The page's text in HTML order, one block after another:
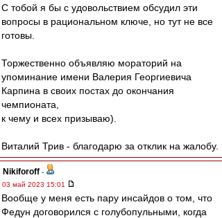
С тобой я бы с удовольствием обсудил эти
вопросы в рациональном ключе, но тут не все
готовы.
Торжественно объявляю мораторий на
упоминание имени Валерия Георгиевича
Карпина в своих постах до окончания
чемпионата,
к чему и всех призываю).
Виталий Трив - благодарю за отклик на жалобу.
Nikiforoff -
03 май 2023 15:01
Вообще у меня есть пару инсайдов о том, что
Федун договорился с голубопульными, когда